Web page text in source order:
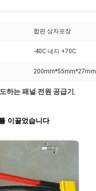
합판 상자포장
-40C 내지 +70C
200mm*55mm*27mm
하는 패널 전원 공급기 ,
이끌었습니다